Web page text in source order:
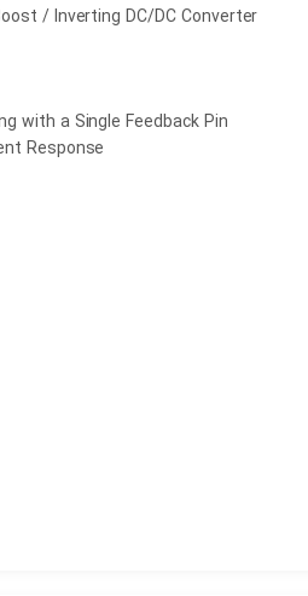
/ Inverting DC/DC Converter
with a Single Feedback Pin
Response